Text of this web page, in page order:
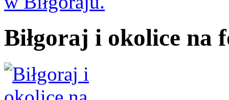
Biłgoraj i okolice na